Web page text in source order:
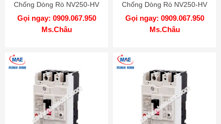
Chống Dòng Rò NV250-HV
3P 250A 75kA 1.2.500mA TD
MITSUBISHI
Gọi ngay: 0909.067.950
Ms.Châu
Chống Dòng Rò NV250-HV
3P 225A 75kA 1.2.500mA TD
MITSUBISHI
Gọi ngay: 0909.067.950
Ms.Châu